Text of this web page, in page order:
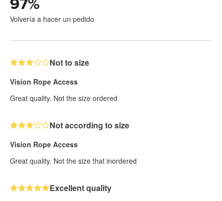
97%
Volvería a hacer un pedido
Not to size
Vision Rope Access
Great quality. Not the size ordered
Not according to size
Vision Rope Access
Great quality. Not the size that inordered
Excellent quality